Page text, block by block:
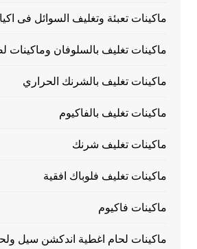
ماكينات تعبئة وتغليف السوائل فى
ماكينات تغليف بالسلوفان وماكينات
ماكينات تغليف بالشرنك الحراري
ماكينات تغليف بالفاكيوم
ماكينات تغليف شرنك
ماكينات تغليف فلوباك افقية
ماكينات فاكيوم
ماكينات لحام اغطية اندكشن سيل